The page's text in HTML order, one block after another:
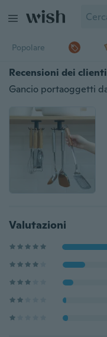
Popolare
Recensioni dei clienti
Valutazioni